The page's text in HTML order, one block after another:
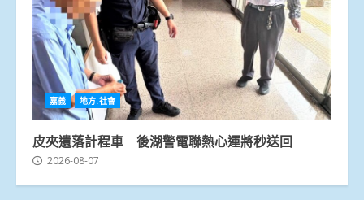
嘉義 地方.社會
皮夾遺落計程車 後湖警電聯熱心運將秒送回
2026-08-07